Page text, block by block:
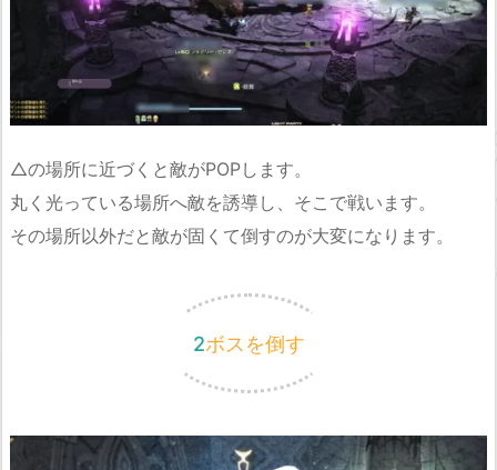
△の場所に近づくと敵がPOPします。
丸く光っている場所へ敵を誘導し、そこで戦います。
その場所以外だと敵が固くて倒すのが大変になります。
2ボスを倒す